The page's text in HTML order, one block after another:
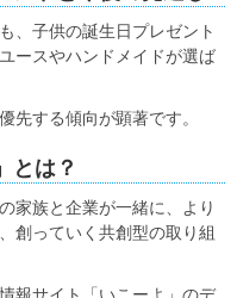
、子供の誕生日プレゼント
ースやハンドメイドが選ば
先する傾向が顕著です。
とは？
家族と企業が一緒に、より
創っていく共創型の取り組